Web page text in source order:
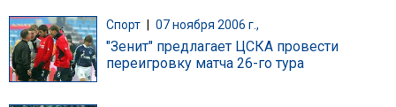
Спорт 07 ноября 2006 г.,
"Зенит" предлагает ЦСКА провести
переигровку матча 26-го тура